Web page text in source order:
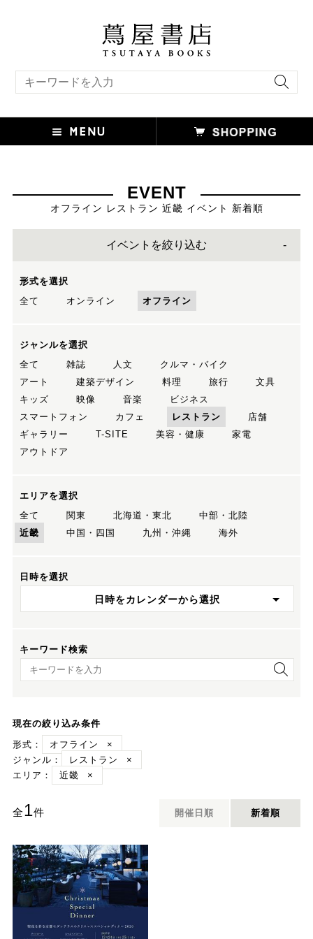
EVENT
オフライン レストラン 近畿 イベント 新着順
イベントを絞り込む
形式を選択
全て
オンライン オフライン
ジャンルを選択
全て
雑誌 人文
クルマ・バイク
アート
建築デザイン 料理 旅行
文具
キッズ
映像 音楽
ビジネス
スマートフォン
カフェ レストラン
店舗
ギャラリー
T-SITE 美容・健康
家電
アウトドア
エリアを選択
全て
関東 北海道・東北
中部・北陸
近畿
中国・四国 九州・沖縄 海外
日時を選択
日時をカレンダーから選択
キーワード検索
キーワード検索
現在の絞り込み条件
形式：
オフライン
×
ジャンル：
レストラン
×
エリア：
近畿 ×
全1件 開催日順 新着順